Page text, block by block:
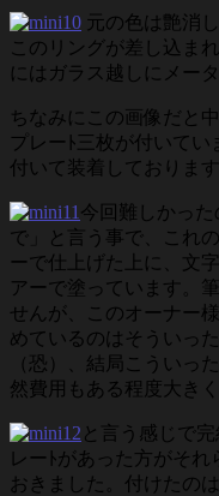
元の色は艶消
このリングが差し込ま
にはガラス越しにメー
ちなみにこの画像だと
プレーﾄ三枚が付いて
付いて装着しておりま
今回難しかっ
で」と言う事で、これ
ーで仕上げた上に、文
アーで塗っています。
せんが、このオーナー
めているのはそういっ
（恐）、結局こういっ
然費用もある程度大き
と言う感じで
レーﾄがあった方がそ
おきました。付けたの